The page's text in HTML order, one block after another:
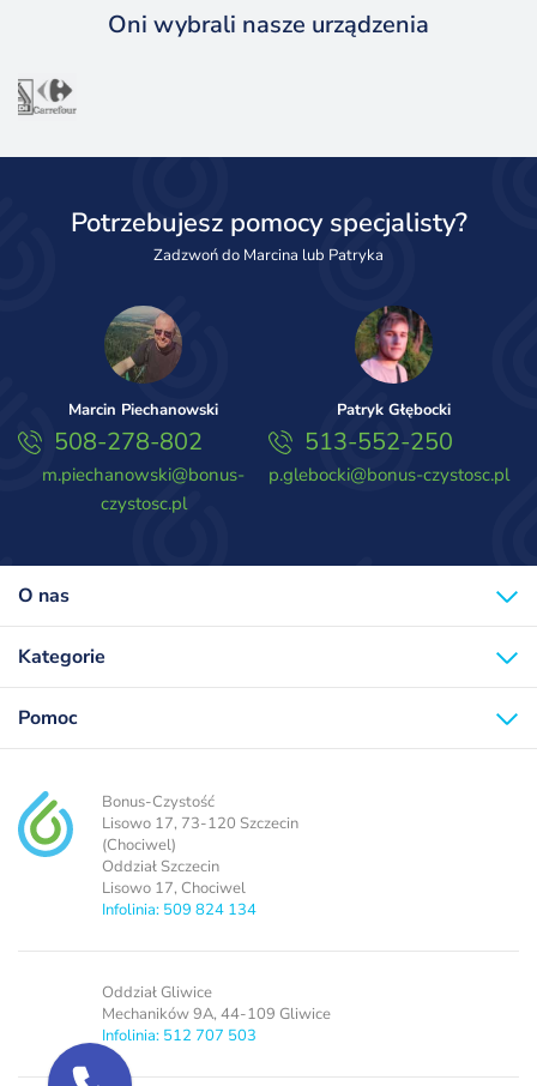
Oni wybrali nasze urządzenia
Potrzebujesz pomocy specjalisty?
Zadzwoń do Marcina lub Patryka
Marcin Piechanowski
508-278-802
m.piechanowski@bonus-
czystosc.pl
Patryk Głębocki
513-552-250
p.glebocki@bonus-czystosc.pl
O nas
Kategorie
Pomoc
Bonus-Czystość
Lisowo 17, 73-120 Szczecin
(Chociwel)
Oddział Szczecin
Lisowo 17, Chociwel
Infolinia: 509 824 134
Oddział Gliwice
Mechaników 9A, 44-109 Gliwice
Infolinia: 512 707 503